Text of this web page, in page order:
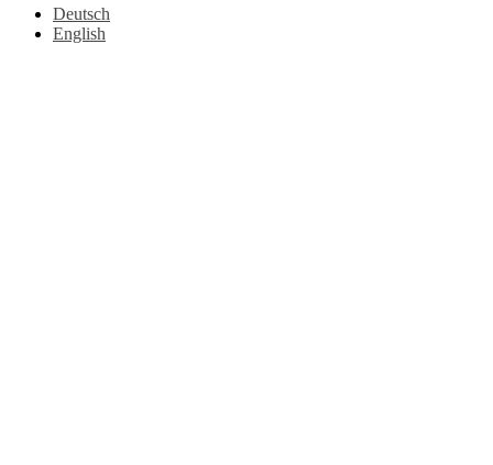
Deutsch
English